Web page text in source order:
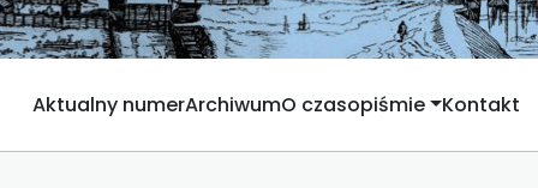
Aktualny numerArchiwumO czasopiśmie Kontakt